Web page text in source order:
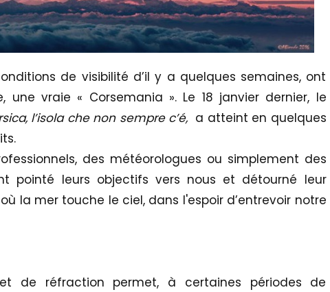
de visibilité d’il y a quelques semaines, ont
une vraie « Corsemania ». Le 18 janvier dernier, le
l’isola che non sempre c’é, a atteint en quelques
des météorologues ou simplement des
pointé leurs objectifs vers nous et détourné leur
la mer touche le ciel, dans l'espoir d’entrevoir notre
de réfraction permet, à certaines périodes de